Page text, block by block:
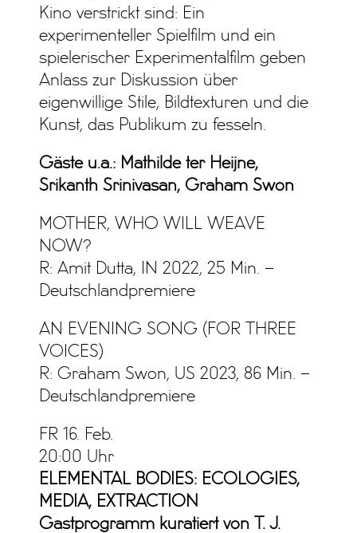
Kino verstrickt sind: Ein
experimenteller Spielfilm und ein
spielerischer Experimentalfilm geben
Anlass zur Diskussion über
eigenwillige Stile, Bildtexturen und die
Kunst, das Publikum zu fesseln.
Gäste u.a.: Mathilde ter Heijne,
Srikanth Srinivasan, Graham Swon
MOTHER, WHO WILL WEAVE
NOW?
R: Amit Dutta, IN 2022, 25 Min. –
Deutschlandpremiere
AN EVENING SONG (FOR THREE
VOICES)
R: Graham Swon, US 2023, 86 Min. –
Deutschlandpremiere
FR 16. Feb.
20:00 Uhr
ELEMENTAL BODIES: ECOLOGIES,
MEDIA, EXTRACTION
Gastprogramm kuratiert von T. J.